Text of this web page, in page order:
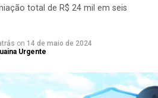
total de R$ 24 mil em seis
on 14 de maio de 2024
Urgente